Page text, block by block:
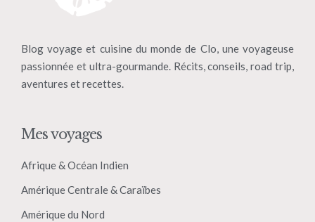
Blog voyage et cuisine du monde de Clo, une voyageuse
passionnée et ultra-gourmande. Récits, conseils, road trip,
aventures et recettes.
Mes voyages
Afrique & Océan Indien
Amérique Centrale & Caraïbes
Amérique du Nord